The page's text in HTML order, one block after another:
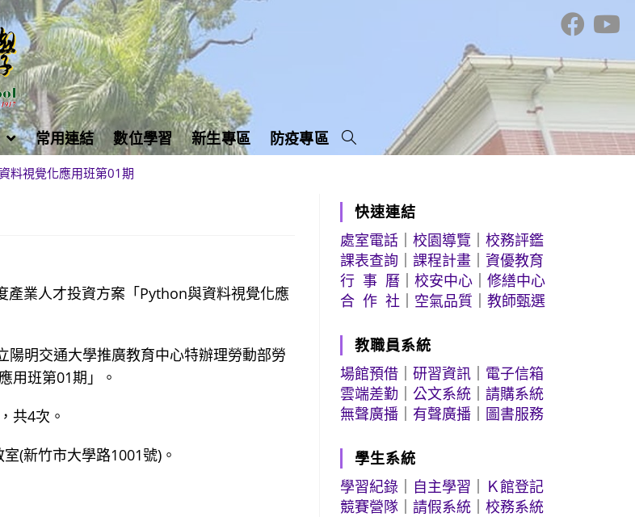
常用連結 數位學習 新生專區 防疫專區
料視覺化應用班第01期
產業人才投資方案「Python與資料視覺化應
明交通大學推廣教育中心特辦理勞動部勞
用班第01期」。
共4次。
(新竹市大學路1001號)。
快速連結
處室電話 ｜校園導覽 ｜校務評鑑
課表查詢 ｜課程計畫 ｜資優教育
行 事 曆 ｜校安中心 ｜修繕中心
合 作 社
空氣品質 ｜教師甄選
教職員系統
場館預借 ｜研習資訊
電子信箱
雲端差勤 ｜公文系統 ｜請購系統
無聲廣播
有聲廣播 圖書服務
學生系統
學習紀錄
自主學習
Ｋ館登記
競賽營隊 ｜請假系統 ｜校務系統